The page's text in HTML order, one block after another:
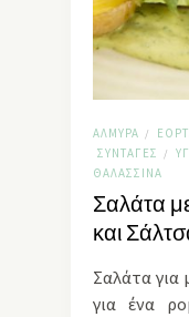
ΑΛΜΥΡΆ /
ΣΥΝΤΑΓΈΣ /
ΘΑΛΑΣΣΙΝΆ
Σαλάτα
και
Σαλάτα για
για ένα